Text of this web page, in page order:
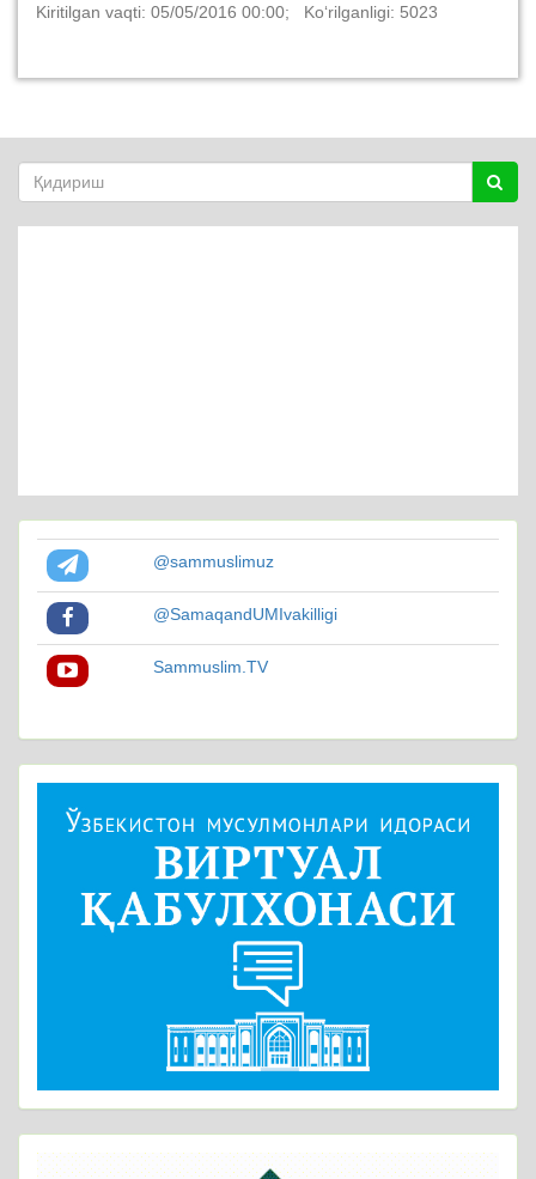
Kiritilgan vaqti: 05/05/2016 00:00; Ko‘rilganligi: 5023
@sammuslimuz
@SamaqandUMIvakilligi
Sammuslim.TV